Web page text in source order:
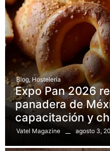
Blog, Hostelería
Expo Pan 2026
panadera de
capacitación y
Vatel Magazine agosto 3,